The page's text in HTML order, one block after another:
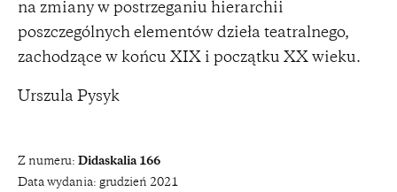
na zmiany w postrzeganiu hierarchii
poszczególnych elementów dzieła teatralnego,
zachodzące w końcu XIX i początku XX wieku.
Urszula Pysyk
Z numeru: Didaskalia 166
Data wydania: grudzień 2021